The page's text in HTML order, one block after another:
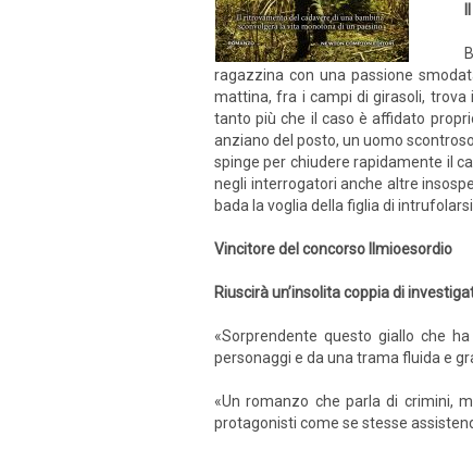
ragazzina con una passione
mattina, fra i campi di girasoli, trova
tanto più che il caso è affidato
anziano del posto, un uomo
spinge per chiudere rapidamente il
negli interrogatori anche altre
bada la voglia della figlia di
Vincitore del concorso Ilmioesordio
Riuscirà un’insolita coppia di
«Sorprendente questo giallo che
personaggi e da una trama fluida e
«Un romanzo che parla di crimini,
protagonisti come se stesse